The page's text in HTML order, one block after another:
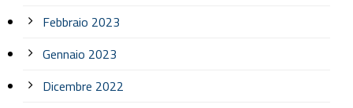
Febbraio 2023
Gennaio 2023
Dicembre 2022